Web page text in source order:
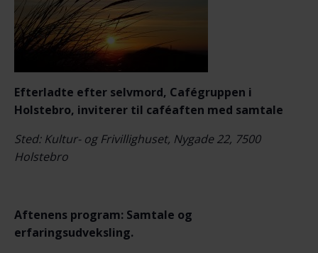
Efterladte efter selvmord, Cafégruppen i
Holstebro, inviterer til caféaften med samtale
Sted: Kultur- og Frivillighuset, Nygade 22, 7500
Holstebro
Aftenens program: Samtale og
erfaringsudveksling.